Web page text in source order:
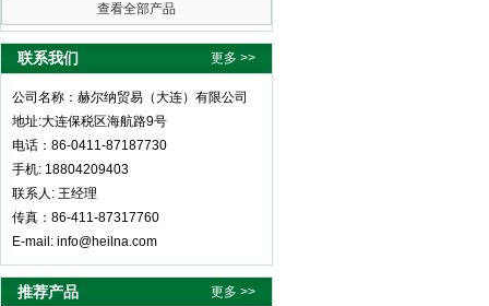
查看全部产品
联系我们 更多 >>
公司名称：赫尔纳贸易（大连）有限公司
地址:大连保税区海航路9号
电话：86-0411-87187730
手机: 18804209403
联系人: 王经理
传真：86-411-87317760
E-mail: info@heilna.com
推荐产品 更多 >>